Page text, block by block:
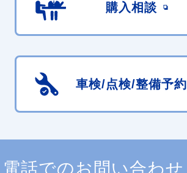
購入相談
車検/点検/整備予約
電話でのお問い合わせ